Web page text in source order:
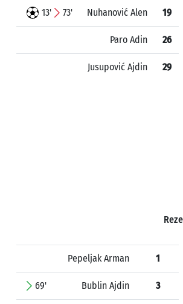
13' 73' Nuhanović Alen 19
Paro Adin 26
Jusupović Ajdin 29
Pepeljak Arman 1
69' Bublin Ajdin 3